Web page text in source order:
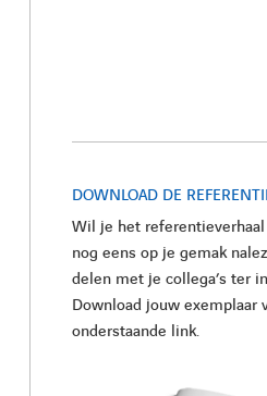
DOWNLOAD DE
Wil je het
nog eens op je gemak
delen met je collega’s ter
Download jouw exemplaar
onderstaande link.